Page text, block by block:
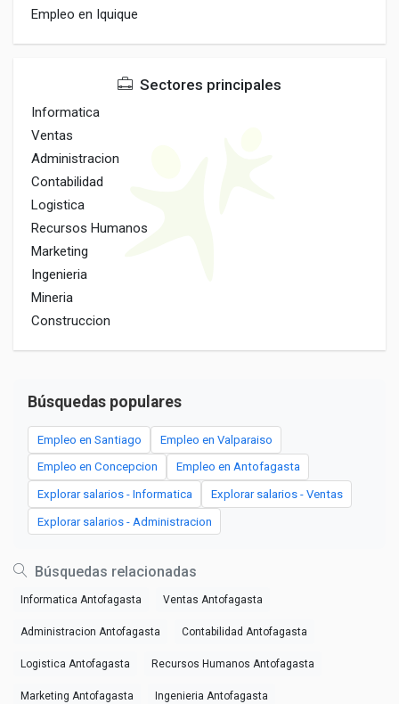
Empleo en Iquique
Sectores principales
Informatica
Ventas
Administracion
Contabilidad
Logistica
Recursos Humanos
Marketing
Ingenieria
Mineria
Construccion
Búsquedas populares
Empleo en Santiago Empleo en Valparaiso
Empleo en Concepcion Empleo en Antofagasta
Explorar salarios - Informatica Explorar salarios - Ventas
Explorar salarios - Administracion
Búsquedas relacionadas
Informatica Antofagasta Ventas Antofagasta
Administracion Antofagasta Contabilidad Antofagasta
Logistica Antofagasta Recursos Humanos Antofagasta
Marketing Antofagasta Ingenieria Antofagasta